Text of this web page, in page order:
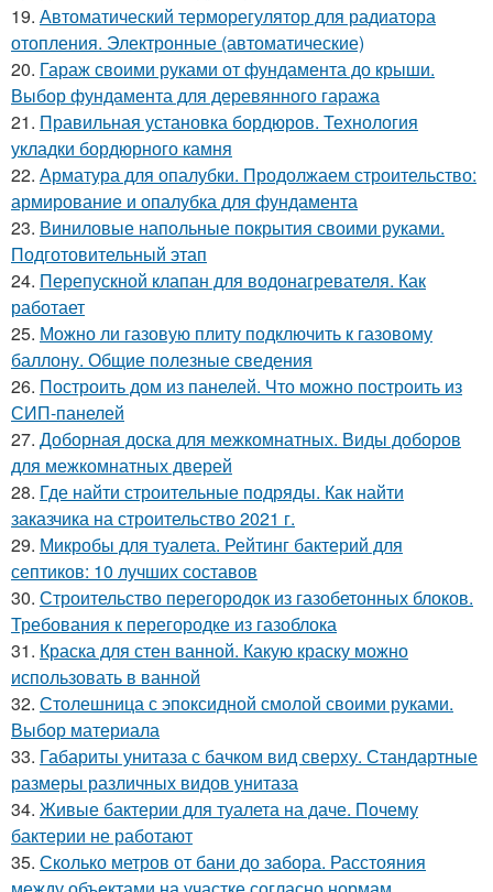
19. Автоматический терморегулятор для радиатора
отопления. Электронные (автоматические)
20. Гараж своими руками от фундамента до крыши.
Выбор фундамента для деревянного гаража
21. Правильная установка бордюров. Технология
укладки бордюрного камня
22. Арматура для опалубки. Продолжаем строительство:
армирование и опалубка для фундамента
23. Виниловые напольные покрытия своими руками.
Подготовительный этап
24. Перепускной клапан для водонагревателя. Как
работает
25. Можно ли газовую плиту подключить к газовому
баллону. Общие полезные сведения
26. Построить дом из панелей. Что можно построить из
СИП-панелей
27. Доборная доска для межкомнатных. Виды доборов
для межкомнатных дверей
28. Где найти строительные подряды. Как найти
заказчика на строительство 2021 г.
29. Микробы для туалета. Рейтинг бактерий для
септиков: 10 лучших составов
30. Строительство перегородок из газобетонных блоков.
Требования к перегородке из газоблока
31. Краска для стен ванной. Какую краску можно
использовать в ванной
32. Столешница с эпоксидной смолой своими руками.
Выбор материала
33. Габариты унитаза с бачком вид сверху. Стандартные
размеры различных видов унитаза
34. Живые бактерии для туалета на даче. Почему
бактерии не работают
35. Сколько метров от бани до забора. Расстояния